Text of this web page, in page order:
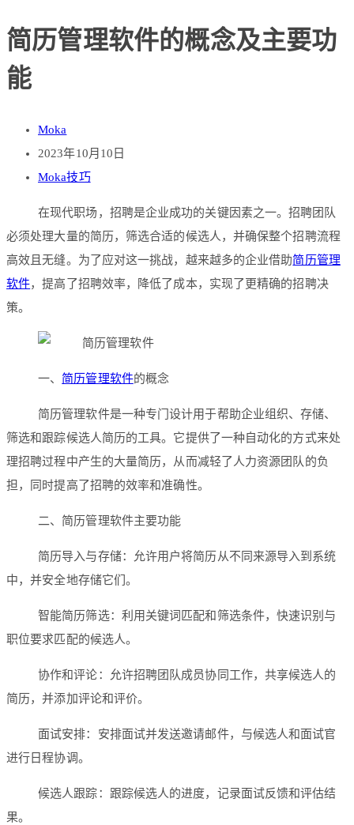
简历管理软件的概念及主要功
能
Moka
2023年10月10日
Moka技巧
在现代职场，招聘是企业成功的关键因素之一。招聘团队
必须处理大量的简历，筛选合适的候选人，并确保整个招聘流程
高效且无缝。为了应对这一挑战，越来越多的企业借助简历管理
软件，提高了招聘效率，降低了成本，实现了更精确的招聘决
策。
一、 简历管理软件的概念
简历管理软件是一种专门设计用于帮助企业组织、存储、
筛选和跟踪候选人简历的工具。它提供了一种自动化的方式来处
理招聘过程中产生的大量简历，从而减轻了人力资源团队的负
担，同时提高了招聘的效率和准确性。
二、简历管理软件主要功能
简历导入与存储：允许用户将简历从不同来源导入到系统
中，并安全地存储它们。
智能简历筛选：利用关键词匹配和筛选条件，快速识别与
职位要求匹配的候选人。
协作和评论：允许招聘团队成员协同工作，共享候选人的
简历，并添加评论和评价。
面试安排：安排面试并发送邀请邮件，与候选人和面试官
进行日程协调。
候选人跟踪：跟踪候选人的进度，记录面试反馈和评估结
果。